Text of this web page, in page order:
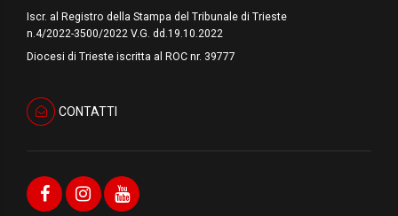
Iscr. al Registro della Stampa del Tribunale di Trieste
n.4/2022-3500/2022 V.G. dd.19.10.2022
Diocesi di Trieste iscritta al ROC nr. 39777
CONTATTI